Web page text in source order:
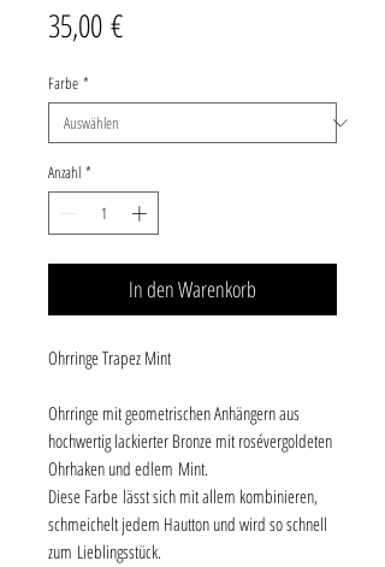
35,00 €Preis
Farbe *
Anzahl *
In den Warenkorb
Ohrringe Trapez Mint
Ohrringe mit geometrischen Anhängern aus
hochwertig lackierter Bronze mit rosévergoldeten
Ohrhaken und edlem Mint.
Diese Farbe lässt sich mit allem kombinieren,
schmeichelt jedem Hautton und wird so schnell
zum Lieblingsstück.